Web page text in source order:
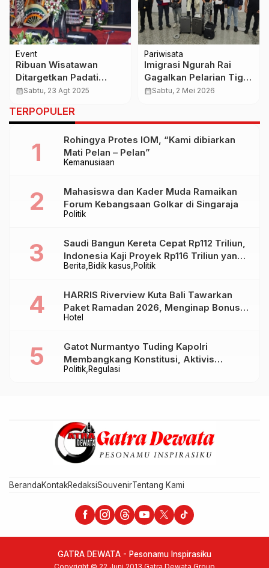
Event
Ribuan Wisatawan
Ditargetkan Padati
Tanah Lot Art & Food
calendar_monthSabtu, 23 Agt 2025
Pariwisata
Imigrasi Ngurah Rai
Gagalkan Pelarian Tiga
WN Tiongkok Terduga
calendar_monthSabtu, 2 Mei 2026
TERPOPULER
Kemanusiaan
Rohingya Protes IOM, “Kami dibiarkan
Mati Pelan – Pelan”
Politik
Mahasiswa dan Kader Muda Ramaikan
Forum Kebangsaan Golkar di Singaraja
Berita Bidik kasus Politik
Saudi Bangun Kereta Cepat Rp112 Triliun,
Indonesia Kaji Proyek Rp116 Triliun yang
Baru Sampai Bandung
Hotel
HARRIS Riverview Kuta Bali Tawarkan
Paket Ramadan 2026, Menginap Bonus
Takjil hingga Bukber Mulai Rp88.888
Politik Regulasi
Gatot Nurmantyo Tuding Kapolri
Membangkang Konstitusi, Aktivis
Tegaskan Polri Tak Punya Sejarah
BerandaKontakRedaksiSouvenirTentang Kami
GATRA DEWATA - Pesonamu Inspirasiku